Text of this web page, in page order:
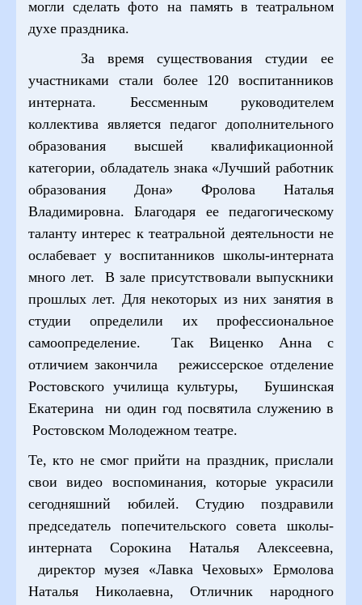
могли сделать фото на память в театральном
духе праздника.
За время существования студии ее
участниками стали более 120 воспитанников
интерната. Бессменным руководителем
коллектива является педагог дополнительного
образования высшей квалификационной
категории, обладатель знака «Лучший работник
образования Дона» Фролова Наталья
Владимировна. Благодаря ее педагогическому
таланту интерес к театральной деятельности не
ослабевает у воспитанников школы-интерната
много лет. В зале присутствовали выпускники
прошлых лет. Для некоторых из них занятия в
студии определили их профессиональное
самоопределение. Так Виценко Анна с
отличием закончила режиссерское отделение
Ростовского училища культуры, Бушинская
Екатерина ни один год посвятила служению в
Ростовском Молодежном театре.
Те, кто не смог прийти на праздник, прислали
свои видео воспоминания, которые украсили
сегодняшний юбилей. Студию поздравили
председатель попечительского совета школы-
интерната Сорокина Наталья Алексеевна,
директор музея «Лавка Чеховых» Ермолова
Наталья Николаевна, Отличник народного